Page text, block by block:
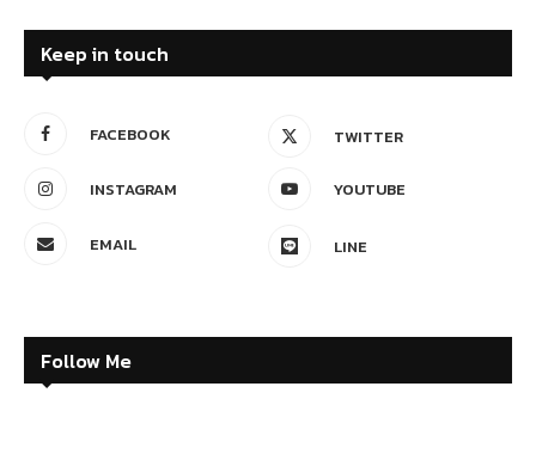
Keep in touch
FACEBOOK TWITTER
INSTAGRAM YOUTUBE
EMAIL LINE
Follow Me